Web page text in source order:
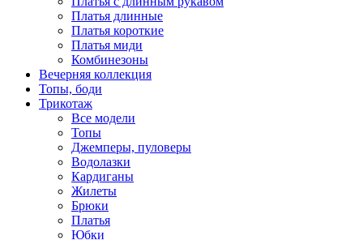
Платья длинные
Платья короткие
Платья миди
Комбинезоны
Вечерняя коллекция
Топы, боди
Трикотаж
Все модели
Топы
Джемперы, пуловеры
Водолазки
Кардиганы
Жилеты
Брюки
Платья
Юбки